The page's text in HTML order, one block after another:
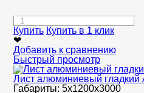
Купить Купить в 1 клик
❤
Добавить к сравнению
Быстрый просмотр
Лист алюминиевый
Габариты: 5х1200х3000